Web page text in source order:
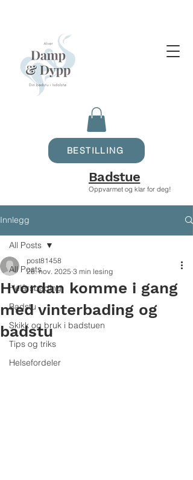
Oppvarmet og klar for deg!
Badstue
BESTILLING
Innlegg
All Posts
Helårsbading
Badstu
Skikk og bruk i badstuen
Tips og triks
Helsefordeler
All Posts
Hvordan komme i gang
med vinterbading og
badstu
post81458
26. nov. 2025 3 min lesing